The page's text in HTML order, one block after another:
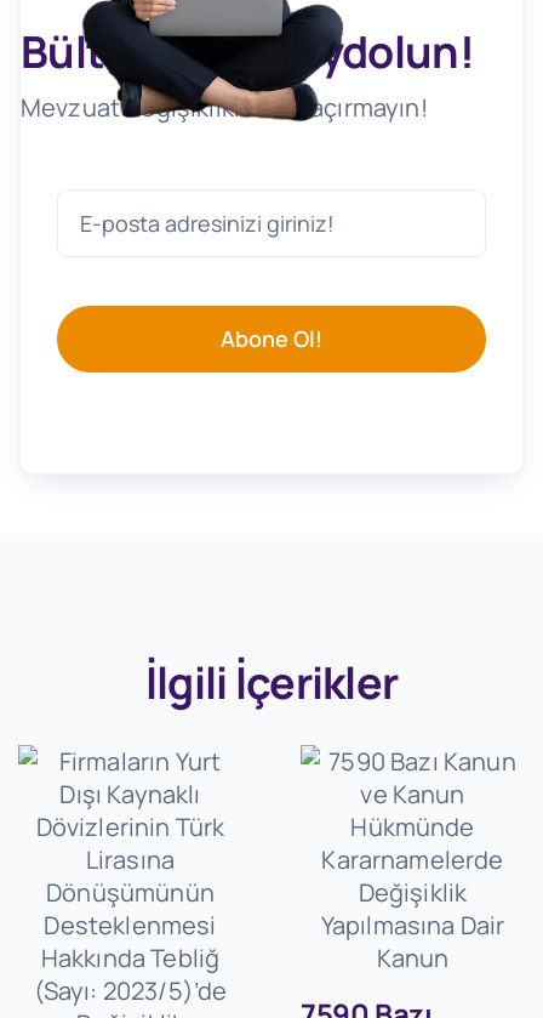
Bültenimize Kaydolun!
Mevzuat Değişikliklerini Kaçırmayın!
Abone Ol!
İlgili İçerikler